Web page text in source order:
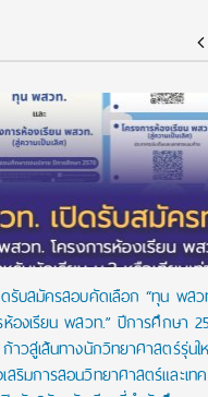
รับสมัครสอบคัดเลือก “ทุน พสว
ห้องเรียน พสวท.” ปีการศึกษา
าวสู่เส้นทางนักวิทยาศาสตร์รุ่นใ
สริมการสอนวิทยาศาสตร์และเทค